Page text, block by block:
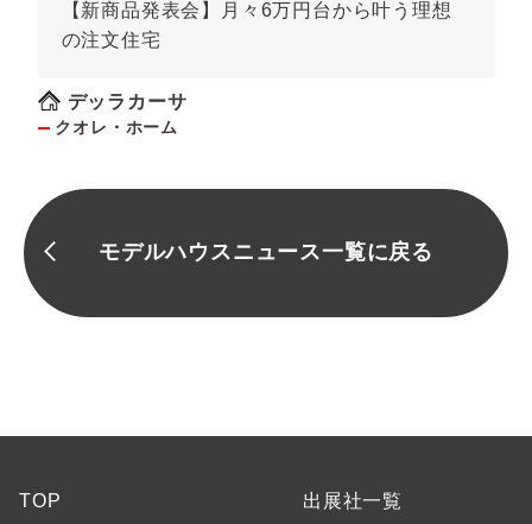
【新商品発表会】月々6万円台から叶う理想
の注文住宅
デッラカーサ
クオレ・ホーム
モデルハウスニュース一覧に戻る
TOP 出展社一覧